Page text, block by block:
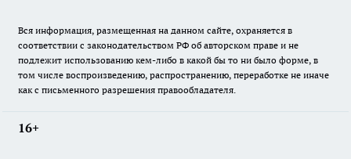
Вся информация, размещенная на данном сайте, охраняется в
соответствии с законодательством РФ об авторском праве и не
подлежит использованию кем-либо в какой бы то ни было форме, в
том числе воспроизведению, распространению, переработке не иначе
как с письменного разрешения правообладателя.
16+